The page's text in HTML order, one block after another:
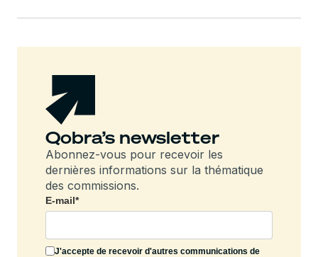
Qobra’s newsletter
Abonnez-vous pour recevoir les
dernières informations sur la thématique
des commissions.
E-mail*
J'accepte de recevoir d'autres communications de